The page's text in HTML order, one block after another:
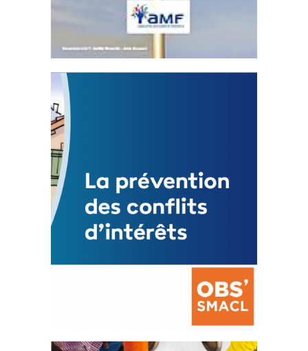
Statut de l’élu local
3 avril 2024
Mise à jour avril 2024
FEUILLETER